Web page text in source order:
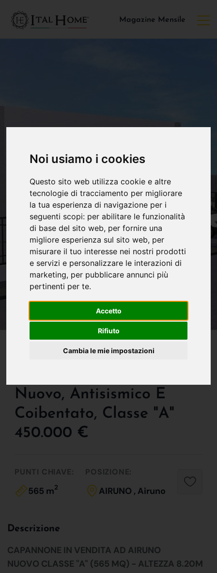
Noi usiamo i cookies
Questo sito web utilizza cookie e altre
tecnologie di tracciamento per migliorare
la tua esperienza di navigazione per i
seguenti scopi: per abilitare le funzionalità
di base del sito web, per fornire una
migliore esperienza sul sito web, per
misurare il tuo interesse nei nostri prodotti
e servizi e personalizzare le interazioni di
marketing, per pubblicare annunci più
pertinenti per te.
Accetto
Rifiuto
Cambia le mie impostazioni
Magazine Mensile
Capannone In Vendita Ad
Nuovo, Antisismico E
Coibentato, Classe "a"
450.000 €
PUNTI CHIAVE:
565 m2
POSIZIONE:
AIRUNO , Airuno
Descrizione
CAPANNONE IN VENDITA AD AIRUNO
NUOVO CLASSE "A" (565 MQ) - ALTEZZA 8.20M